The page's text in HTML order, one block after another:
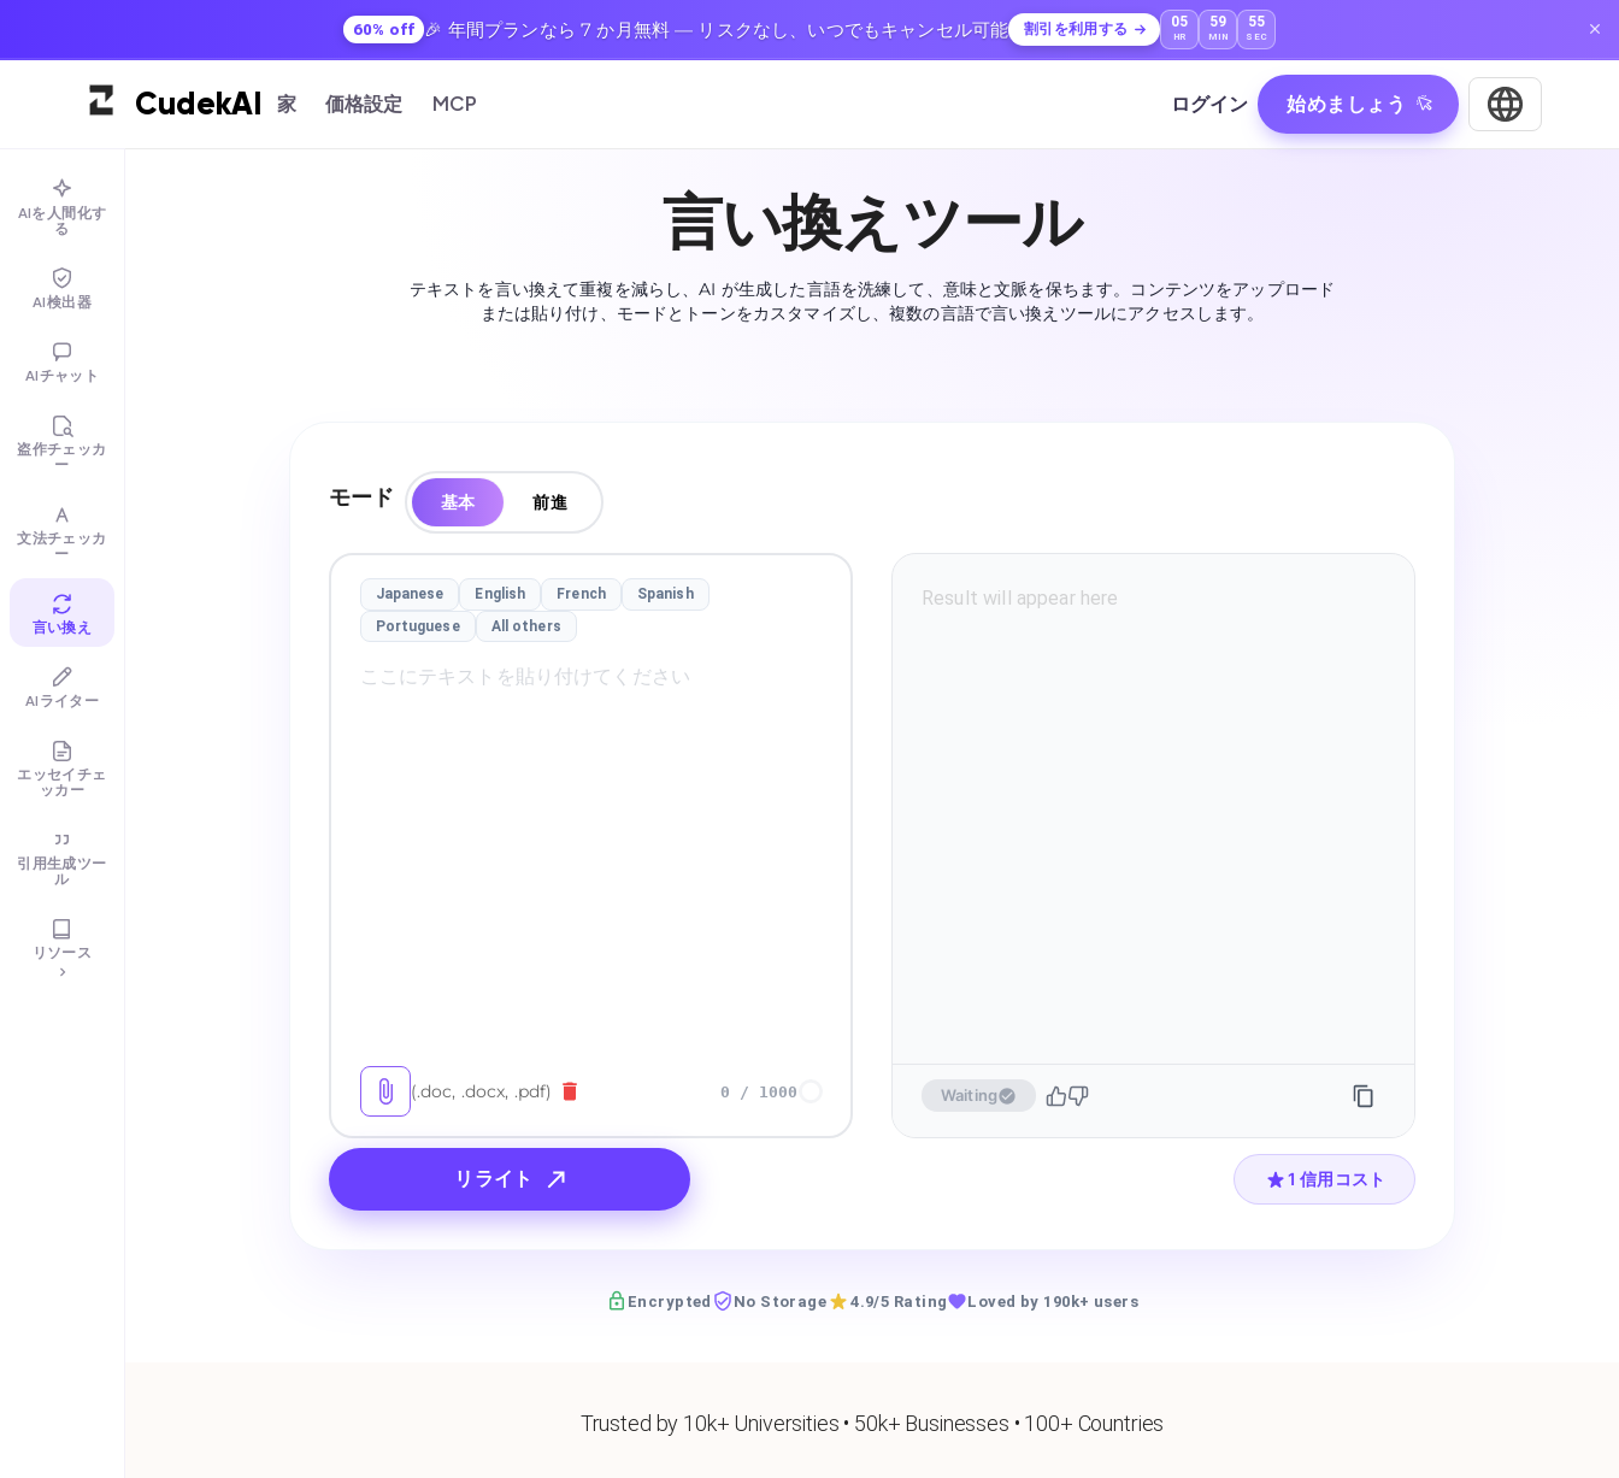
60% off 🎉 年間プランなら 7 か月無料 — リスクなし、いつでもキャンセル可能 割引を利用する 05
HR
59
MIN
54
SEC
CudekAI 家 価格設定 MCP ログイン 始めましょう
AIを人間化す
る
AI検出器
AIチャット
盗作チェッカ
ー
文法チェッカ
ー
言い換え
AIライター
エッセイチェ
ッカー
引用生成ツー
ル
リソース
言い換えツール
テキストを言い換えて重複を減らし、AI が生成した言語を洗練して、意味と文脈を保ちます。コンテンツをアップロード
または貼り付け、モードとトーンをカスタマイズし、複数の言語で言い換えツールにアクセスします。
モード 基本 前進
Japanese English French
Spanish
Portuguese
All others
(.doc, .docx, .pdf) 0 / 1000 Waiting
リライト 1 信用コスト
Encrypted No Storage 4.9/5 Rating Loved by 190k+ users
Trusted by 10k+ Universities • 50k+ Businesses • 100+ Countries